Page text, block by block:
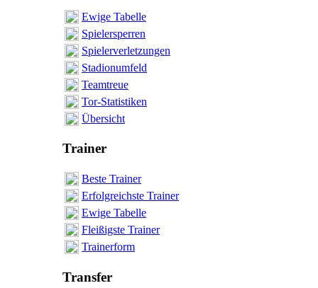
Ewige Tabelle
Spielersperren
Spielerverletzungen
Stadionumfeld
Teamtreue
Tor-Statistiken
Übersicht
Trainer
Beste Trainer
Erfolgreichste Trainer
Ewige Tabelle
Fleißigste Trainer
Trainerform
Transfer